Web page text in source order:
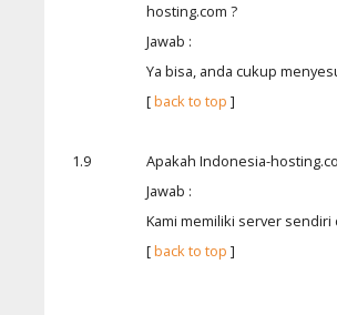
hosting.com ?
Jawab :
Ya bisa, anda cukup
[back to top ]
1.9
Apakah Indonesia-
Jawab :
Kami memiliki server
[back to top ]